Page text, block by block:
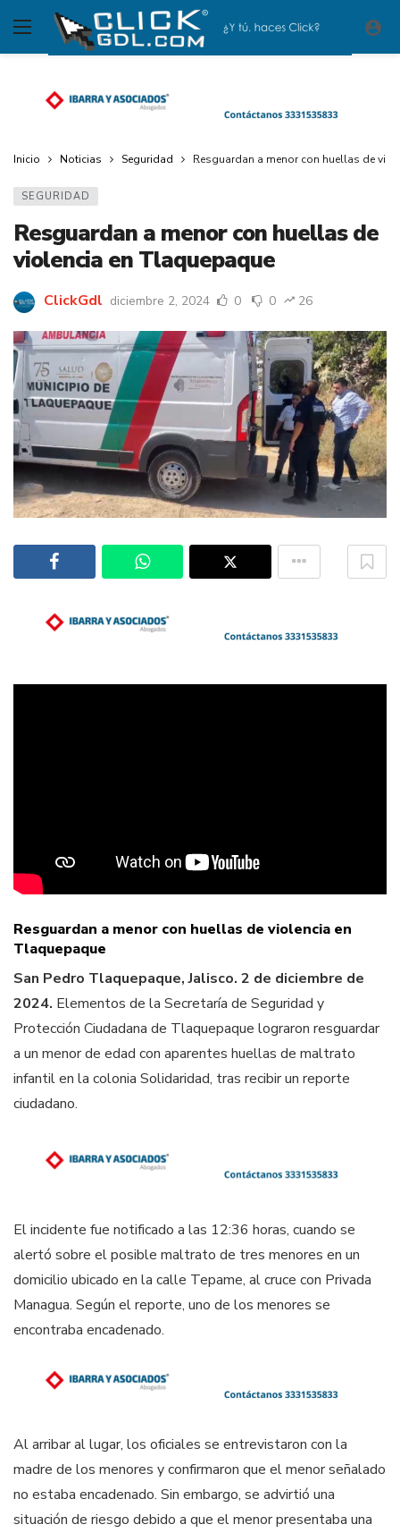
Inicio Noticias Seguridad Resguardan a menor con huellas de
SEGURIDAD
Resguardan a menor con huellas de
violencia en Tlaquepaque
ClickGdl diciembre 2, 2024 0 0 26
Resguardan a menor con huellas de violencia en
Tlaquepaque
San Pedro Tlaquepaque, Jalisco. 2 de diciembre de
2024. Elementos de la Secretaría de Seguridad y
Protección Ciudadana de Tlaquepaque lograron resguardar
a un menor de edad con aparentes huellas de maltrato
infantil en la colonia Solidaridad, tras recibir un reporte
ciudadano.
El incidente fue notificado a las 12:36 horas, cuando se
alertó sobre el posible maltrato de tres menores en un
domicilio ubicado en la calle Tepame, al cruce con Privada
Managua. Según el reporte, uno de los menores se
encontraba encadenado.
Al arribar al lugar, los oficiales se entrevistaron con la
madre de los menores y confirmaron que el menor señalado
no estaba encadenado. Sin embargo, se advirtió una
situación de riesgo debido a que el menor presentaba una